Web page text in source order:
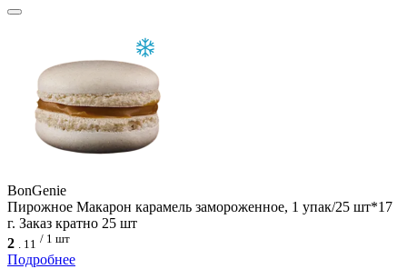
BonGenie
Пирожное Макарон карамель замороженное, 1 упак/25 шт*17
г. Заказ кратно 25 шт
2 . 11 / 1 шт
Подробнее